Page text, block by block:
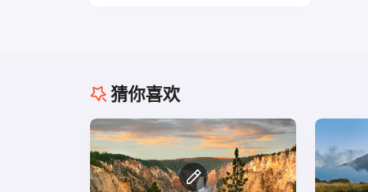
猜你喜欢